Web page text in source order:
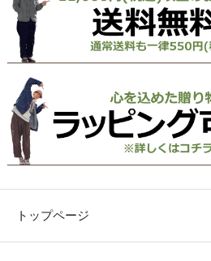
トップページ